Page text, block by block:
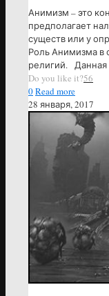
Анимизм – это
предполагает
существ или у
Роль Анимизма в
религий. Данная
Do you like it?56
0Read more
28 января, 2017